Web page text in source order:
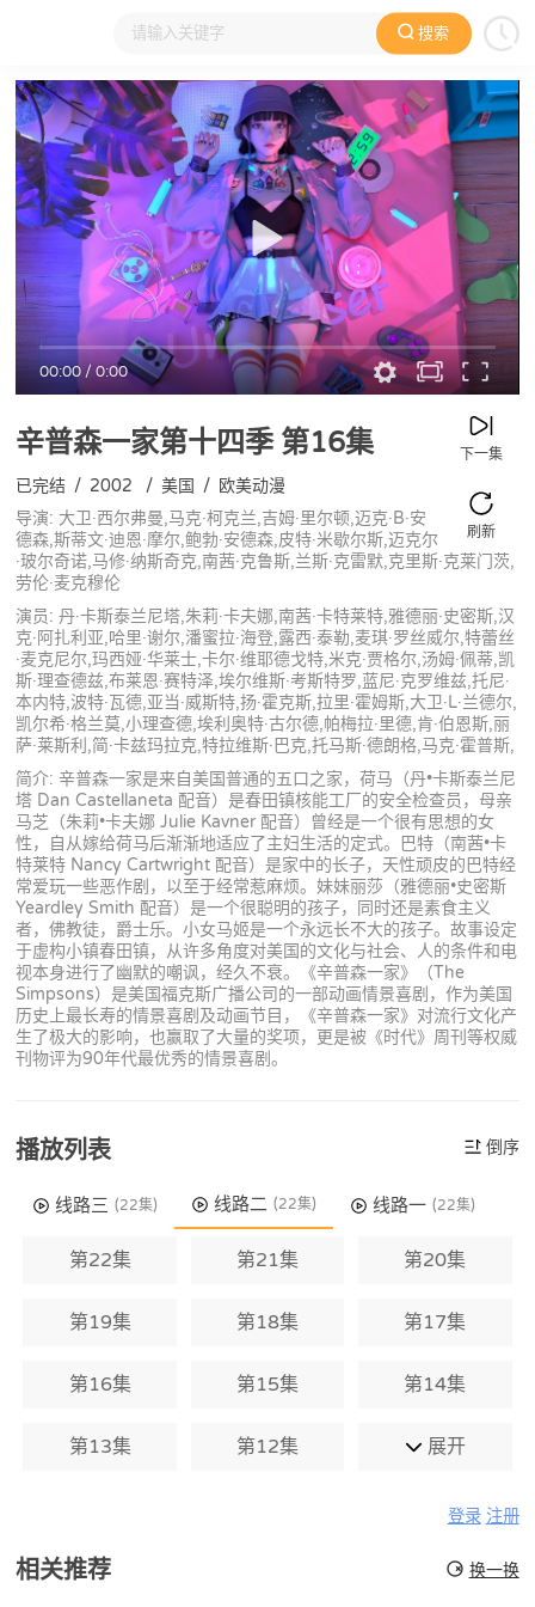
搜索
大家在看 日本动漫 国产动漫 欧美动漫 动漫电影
00:00/0:00
辛普森一家第十四季第16集 下一集
刷新
已完结 / 2002 / 美国 / 欧美动漫
导演: 大卫·西尔弗曼,马克·柯克兰,吉姆·里尔顿,迈克·B·安
德森,斯蒂文·迪恩·摩尔,鲍勃·安德森,皮特·米歇尔斯,迈克尔
·玻尔奇诺,马修·纳斯奇克,南茜·克鲁斯,兰斯·克雷默,克里斯·克莱门茨,
劳伦·麦克穆伦
演员: 丹·卡斯泰兰尼塔,朱莉·卡夫娜,南茜·卡特莱特,雅德丽·史密斯,汉
克·阿扎利亚,哈里·谢尔,潘蜜拉·海登,露西·泰勒,麦琪·罗丝威尔,特蕾丝
·麦克尼尔,玛西娅·华莱士,卡尔·维耶德戈特,米克·贾格尔,汤姆·佩蒂,凯
斯·理查德兹,布莱恩·赛特泽,埃尔维斯·考斯特罗,蓝尼·克罗维兹,托尼·
本内特,波特·瓦德,亚当·威斯特,扬·霍克斯,拉里·霍姆斯,大卫·L·兰德尔,
凯尔希·格兰莫,小理查德,埃利奥特·古尔德,帕梅拉·里德,肯·伯恩斯,丽
萨·莱斯利,简·卡兹玛拉克,特拉维斯·巴克,托马斯·德朗格,马克·霍普斯,
简介: 辛普森一家是来自美国普通的五口之家，荷马（丹•卡斯泰兰尼
塔 Dan Castellaneta 配音）是春田镇核能工厂的安全检查员，母亲
马芝（朱莉•卡夫娜 Julie Kavner 配音）曾经是一个很有思想的女
性，自从嫁给荷马后渐渐地适应了主妇生活的定式。巴特（南茜•卡
特莱特 Nancy Cartwright 配音）是家中的长子，天性顽皮的巴特经
常爱玩一些恶作剧，以至于经常惹麻烦。妹妹丽莎（雅德丽•史密斯
Yeardley Smith 配音）是一个很聪明的孩子，同时还是素食主义
者，佛教徒，爵士乐。小女马姬是一个永远长不大的孩子。故事设定
于虚构小镇春田镇，从许多角度对美国的文化与社会、人的条件和电
视本身进行了幽默的嘲讽，经久不衰。《辛普森一家》（The
Simpsons）是美国福克斯广播公司的一部动画情景喜剧，作为美国
历史上最长寿的情景喜剧及动画节目，《辛普森一家》对流行文化产
生了极大的影响，也赢取了大量的奖项，更是被《时代》周刊等权威
刊物评为90年代最优秀的情景喜剧。
播放列表 倒序
线路三 (22集) 线路二 (22集) 线路一 (22集)
第22集 第21集 第20集
第19集 第18集 第17集
第16集 第15集 第14集
第13集 第12集 展开
登录 注册
相关推荐 换一换